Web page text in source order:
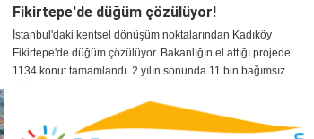
Fikirtepe'de düğüm çözülüyor!
İstanbul'daki kentsel dönüşüm noktalarından Kadıköy
Fikirtepe'de düğüm çözülüyor. Bakanlığın el attığı projede
1134 konut tamamlandı. 2 yılın sonunda 11 bin bağımsız